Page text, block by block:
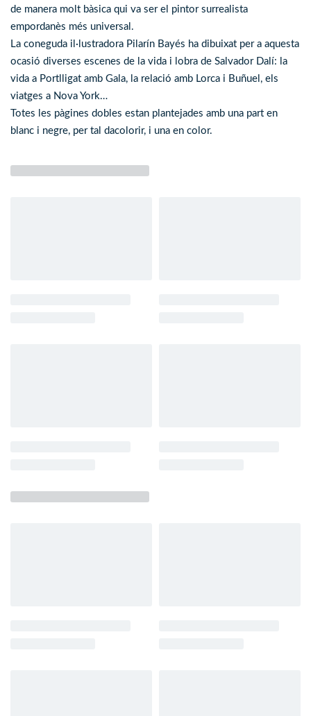
de manera molt bàsica qui va ser el pintor surrealista
empordanès més universal.
La coneguda il·lustradora Pilarín Bayés ha dibuixat per a aquesta
ocasió diverses escenes de la vida i lobra de Salvador Dalí: la
vida a Portlligat amb Gala, la relació amb Lorca i Buñuel, els
viatges a Nova York…
Totes les pàgines dobles estan plantejades amb una part en
blanc i negre, per tal dacolorir, i una en color.